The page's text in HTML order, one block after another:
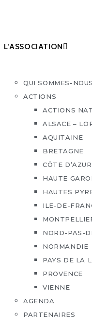
L’ASSOCIATION
QUI SOMMES-NOUS
ACTIONS
ACTIONS
ALSACE –
AQUITAINE
BRETAGNE
CÔTE D’AZUR
HAUTE
HAUTES
ILE-DE-
NORD-PAS-
NORMANDIE
PAYS DE LA
PROVENCE
VIENNE
AGENDA
PARTENAIRES